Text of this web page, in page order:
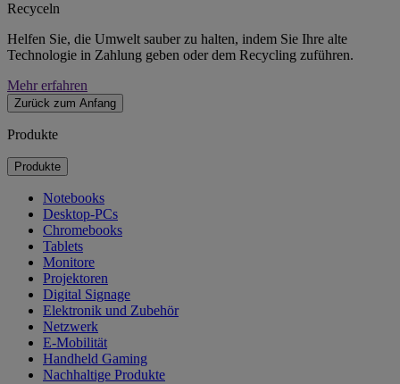
Recyceln
Helfen Sie, die Umwelt sauber zu halten, indem Sie Ihre alte
Technologie in Zahlung geben oder dem Recycling zuführen.
Mehr erfahren
Zurück zum Anfang
Produkte
Produkte
Notebooks
Desktop-PCs
Chromebooks
Tablets
Monitore
Projektoren
Digital Signage
Elektronik und Zubehör
Netzwerk
E-Mobilität
Handheld Gaming
Nachhaltige Produkte